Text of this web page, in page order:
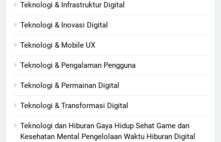
Teknologi & Infrastruktur Digital
Teknologi & Inovasi Digital
Teknologi & Mobile UX
Teknologi & Pengalaman Pengguna
Teknologi & Permainan Digital
Teknologi & Transformasi Digital
Teknologi dan Hiburan Gaya Hidup Sehat Game dan
Kesehatan Mental Pengelolaan Waktu Hiburan Digital